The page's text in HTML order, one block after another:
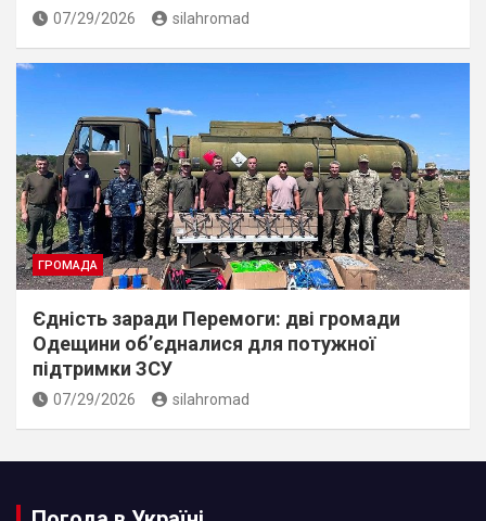
07/29/2026 silahromad
ГРОМАДА
Єдність заради Перемоги: дві громади
Одещини об’єдналися для потужної
підтримки ЗСУ
07/29/2026 silahromad